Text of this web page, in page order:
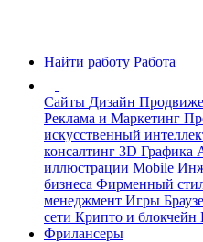
Найти работу Работа
Сайты Дизайн
Реклама и Маркетинг
искусственный
консалтинг 3D Графика
иллюстрации Mobile
бизнеса Фирменный
менеджмент Игры
сети Крипто и блокчейн
Фрилансеры